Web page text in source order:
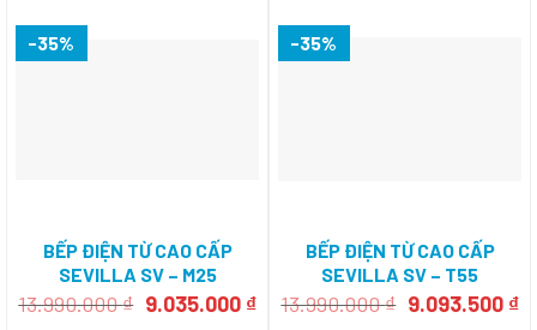
-35%
BẾP ĐIỆN TỪ CAO CẤP
SEVILLA SV – M25
13.990.000₫ Giá
9.035.000 ₫Giá
-35%
BẾP ĐIỆN TỪ CAO CẤP
SEVILLA SV – T55
13.990.000₫ Giá
9.093.500 ₫